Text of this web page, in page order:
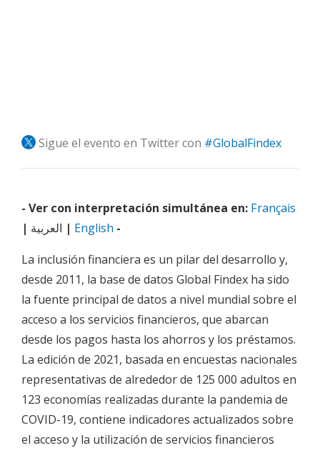
Sigue el evento en Twitter con #GlobalFindex
- Ver con interpretación simultánea en: Français
| العربية | English -
La inclusión financiera es un pilar del desarrollo y,
desde 2011, la base de datos Global Findex ha sido
la fuente principal de datos a nivel mundial sobre el
acceso a los servicios financieros, que abarcan
desde los pagos hasta los ahorros y los préstamos.
La edición de 2021, basada en encuestas nacionales
representativas de alrededor de 125 000 adultos en
123 economías realizadas durante la pandemia de
COVID-19, contiene indicadores actualizados sobre
el acceso y la utilización de servicios financieros